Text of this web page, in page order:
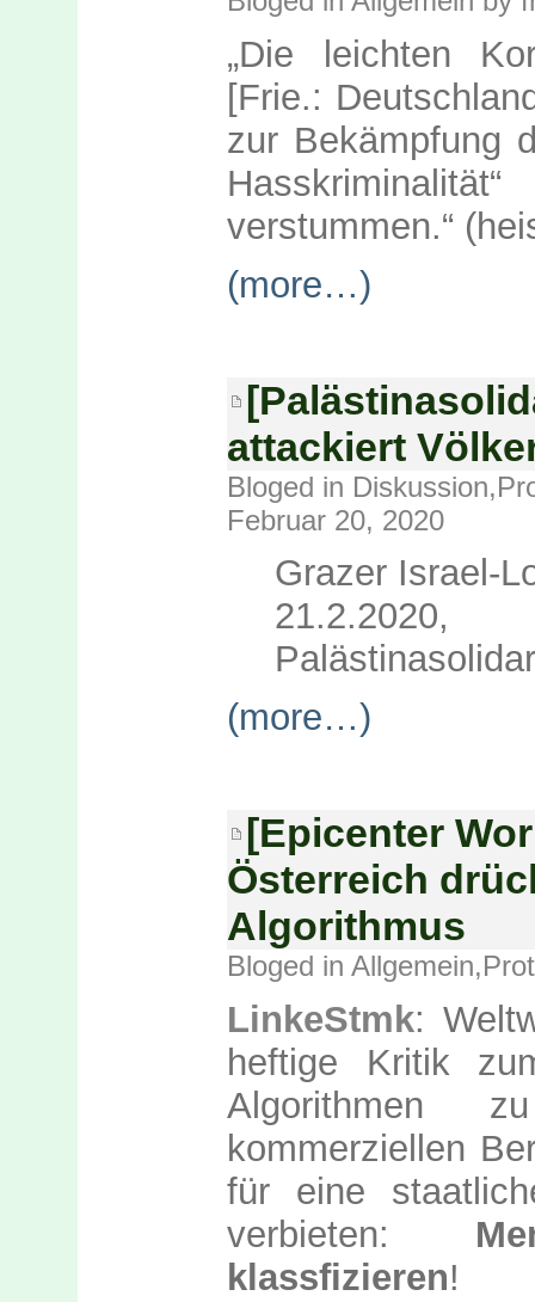
„Die leichten
[Frie.:
zur Bekämpfung
verstummen.“
(more…)
attackiert
Bloged in Diskussion,
Februar 20, 2020
Grazer Israel-
(more…)
[Epicenter
Österreich
Algorithmus
Bloged in Allgemein,
LinkeStmk:
heftige Kritik
Algorithmen
kommerziellen
für eine
verbieten:
klassfizieren!